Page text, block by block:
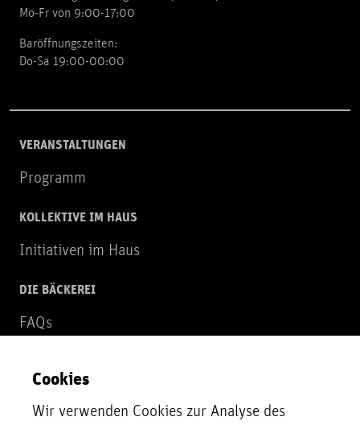
Mo-Fr von 9:00-17:00
Baröffnungszeiten:
Do-Sa 19:00-00:00
VERANSTALTUNGEN
Programm
KOLLEKTIVE IM HAUS
Initiativen im Haus
DIE BÄCKEREI
FAQs
NEWSLETTER
Zur Newsletter Anmeldung
Cookies
Wir verwenden Cookies zur Analyse des